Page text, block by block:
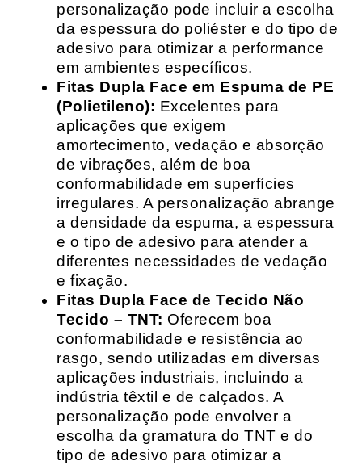
personalização pode incluir a escolha
da espessura do poliéster e do tipo de
adesivo para otimizar a performance
em ambientes específicos.
Fitas Dupla Face em Espuma de PE
(Polietileno): Excelentes para
aplicações que exigem
amortecimento, vedação e absorção
de vibrações, além de boa
conformabilidade em superfícies
irregulares. A personalização abrange
a densidade da espuma, a espessura
e o tipo de adesivo para atender a
diferentes necessidades de vedação
e fixação.
Fitas Dupla Face de Tecido Não
Tecido – TNT: Oferecem boa
conformabilidade e resistência ao
rasgo, sendo utilizadas em diversas
aplicações industriais, incluindo a
indústria têxtil e de calçados. A
personalização pode envolver a
escolha da gramatura do TNT e do
tipo de adesivo para otimizar a